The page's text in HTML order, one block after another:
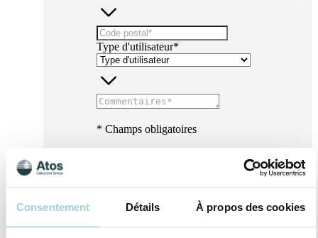
Consentement Détails À propos des cookies
Type d'utilisateur*
* Champs obligatoires